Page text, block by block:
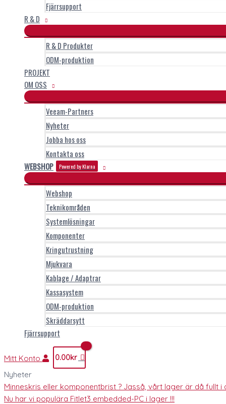
Fjärrsupport
R & D
R & D Produkter
ODM-produktion
PROJEKT
OM OSS
Veeam-Partners
Nyheter
Jobba hos oss
Kontakta oss
WEBSHOP
Powered by Klarna
Webshop
Teknikområden
Systemlösningar
Komponenter
Kringutrustning
Mjukvara
Kablage / Adaptrar
Kassasystem
ODM-produktion
Skräddarsytt
Fjärrsupport
Mitt Konto 0.00kr
Nyheter
Minneskris eller komponentbrist ? Jasså, vårt lager är då fullt i
Nu har vi populära Fitlet3 embedded-PC i lager !!!